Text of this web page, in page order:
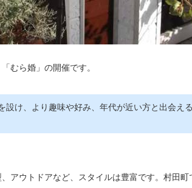
むら婚」の開催です。
設け、より趣味や好み、年代が近い方と出会え
アウトドアなど、スタイルは豊富です。村田町